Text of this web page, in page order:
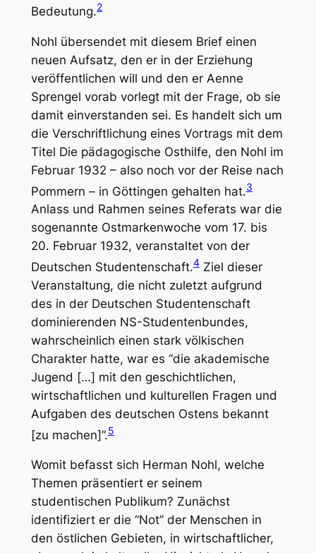
Bedeutung.2
Nohl übersendet mit diesem Brief einen
neuen Aufsatz, den er in der Erziehung
veröffentlichen will und den er Aenne
Sprengel vorab vorlegt mit der Frage, ob sie
damit einverstanden sei. Es handelt sich um
die Verschriftlichung eines Vortrags mit dem
Titel Die pädagogische Osthilfe, den Nohl im
Februar 1932 – also noch vor der Reise nach
Pommern – in Göttingen gehalten hat.3
Anlass und Rahmen seines Referats war die
sogenannte Ostmarkenwoche vom 17. bis
20. Februar 1932, veranstaltet von der
Deutschen Studentenschaft.4Ziel dieser
Veranstaltung, die nicht zuletzt aufgrund
des in der Deutschen Studentenschaft
dominierenden NS-Studentenbundes,
wahrscheinlich einen stark völkischen
Charakter hatte, war es “die akademische
Jugend […] mit den geschichtlichen,
wirtschaftlichen und kulturellen Fragen und
Aufgaben des deutschen Ostens bekannt
[zu machen]”.5
Womit befasst sich Herman Nohl, welche
Themen präsentiert er seinem
studentischen Publikum? Zunächst
identifiziert er die “Not” der Menschen in
den östlichen Gebieten, in wirtschaftlicher,